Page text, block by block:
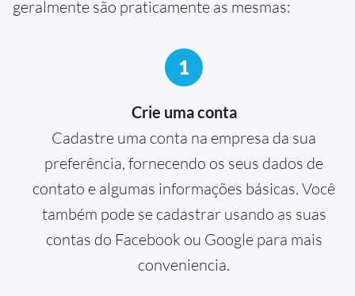
geralmente são praticamente as mesmas:
1
Crie uma conta
Cadastre uma conta na empresa da sua
preferência, fornecendo os seus dados de
contato e algumas informações básicas. Você
também pode se cadastrar usando as suas
contas do Facebook ou Google para mais
conveniencia.